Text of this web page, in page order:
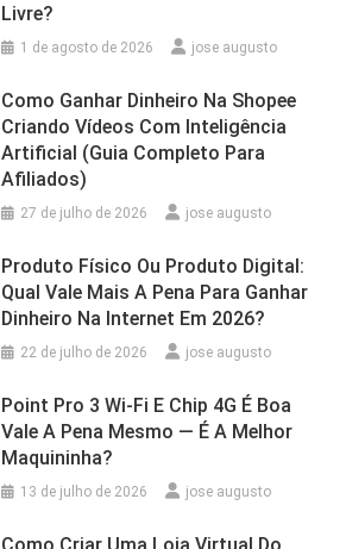
Livre?
1 de agosto de 2026 jose augusto
Como Ganhar Dinheiro Na Shopee
Criando Vídeos Com Inteligência
Artificial (Guia Completo Para
Afiliados)
27 de julho de 2026 jose augusto
Produto Físico Ou Produto Digital:
Qual Vale Mais A Pena Para Ganhar
Dinheiro Na Internet Em 2026?
22 de julho de 2026 jose augusto
Point Pro 3 Wi‑Fi E Chip 4G É Boa
Vale A Pena Mesmo — É A Melhor
Maquininha?
13 de julho de 2026 jose augusto